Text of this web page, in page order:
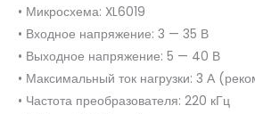
• Микросхема: XL6019
• Входное напряжение: 3 — 35 В
• Выходное напряжение: 5 — 40 В
• Максимальный ток нагрузки: 3 А
• Частота преобразователя: 220 кГц